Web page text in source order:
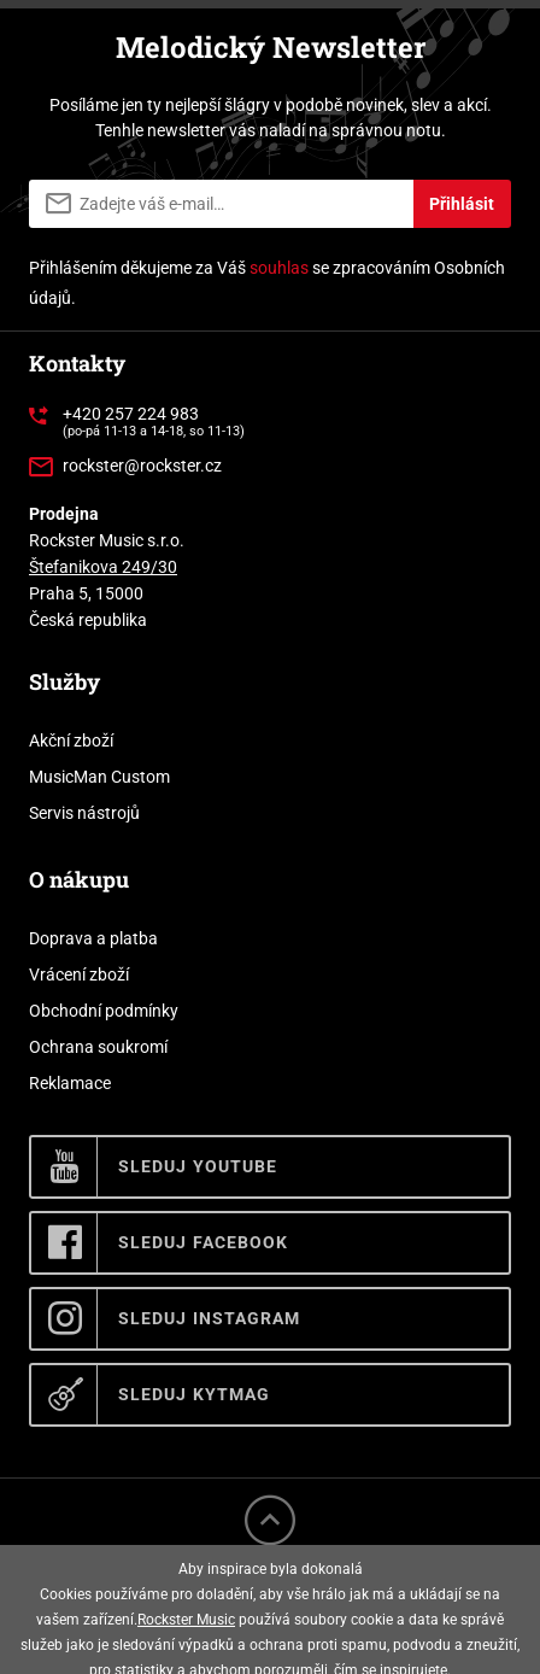
Melodický Newsletter
Posíláme jen ty nejlepší šlágry v podobě novinek, slev a akcí.
Tenhle newsletter vás naladí na správnou notu.
Přihlásit
Přihlášením děkujeme za Vášsouhlasse zpracováním Osobních
údajů.
Kontakty
+420 257 224 983
(po-pá 11-13 a 14-18, so 11-13)
rockster@rockster.cz
Prodejna
Rockster Music s.r.o.
Štefanikova 249/30
Praha 5, 15000
Česká republika
Služby
Akční zboží
MusicMan Custom
Servis nástrojů
O nákupu
Doprava a platba
Vrácení zboží
Obchodní podmínky
Ochrana soukromí
Reklamace
SLEDUJ YOUTUBE
SLEDUJ FACEBOOK
SLEDUJ INSTAGRAM
SLEDUJ KYTMAG
rockster music © 2008 - 2026
Aby inspirace byla dokonalá
Cookies používáme pro doladění, aby vše hrálo jak má a ukládají se na
vašem zařízení. Rockster Music používá soubory cookie a data ke správě
služeb jako je sledování výpadků a ochrana proti spamu, podvodu a zneužití,
pro statistiky a abychom porozuměli, čím se inspirujete.